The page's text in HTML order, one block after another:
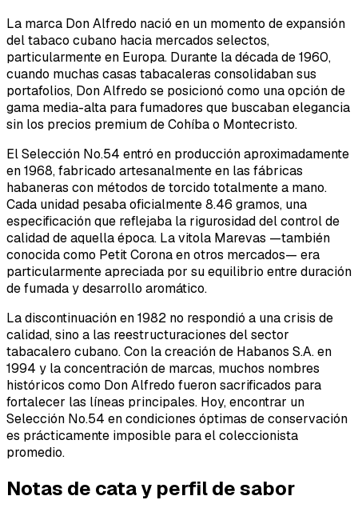
La marca Don Alfredo nació en un momento de expansión
del tabaco cubano hacia mercados selectos,
particularmente en Europa. Durante la década de 1960,
cuando muchas casas tabacaleras consolidaban sus
portafolios, Don Alfredo se posicionó como una opción de
gama media-alta para fumadores que buscaban elegancia
sin los precios premium de Cohíba o Montecristo.
El Selección No.54 entró en producción aproximadamente
en 1968, fabricado artesanalmente en las fábricas
habaneras con métodos de torcido totalmente a mano.
Cada unidad pesaba oficialmente 8.46 gramos, una
especificación que reflejaba la rigurosidad del control de
calidad de aquella época. La vitola Marevas —también
conocida como Petit Corona en otros mercados— era
particularmente apreciada por su equilibrio entre duración
de fumada y desarrollo aromático.
La discontinuación en 1982 no respondió a una crisis de
calidad, sino a las reestructuraciones del sector
tabacalero cubano. Con la creación de Habanos S.A. en
1994 y la concentración de marcas, muchos nombres
históricos como Don Alfredo fueron sacrificados para
fortalecer las líneas principales. Hoy, encontrar un
Selección No.54 en condiciones óptimas de conservación
es prácticamente imposible para el coleccionista
promedio.
Notas de cata y perfil de sabor